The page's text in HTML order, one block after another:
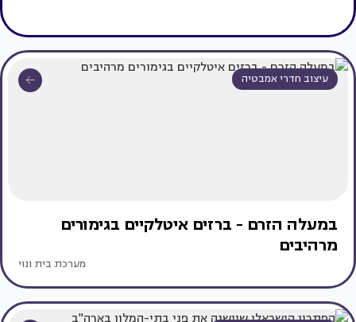
עיצוב חדרי אמבטיה
במעלה הזרם - ברזים איטלקיים בגימורים
מרהיבים
מערכת בית ונוי